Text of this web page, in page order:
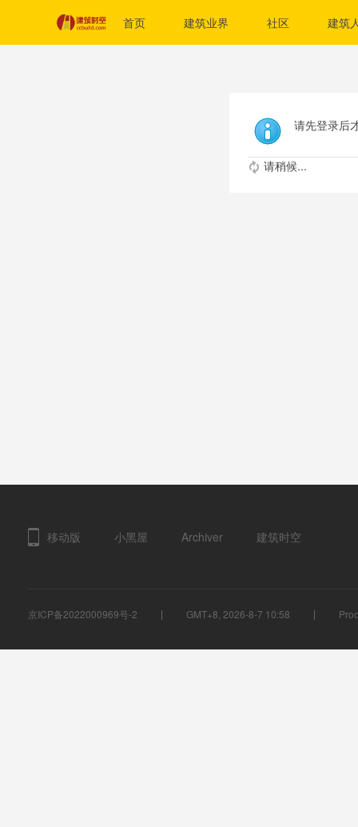
首页 建筑业界 社区 建筑
请先登录后
请稍候...
移动版 小黑屋 Archiver 建筑时空
京ICP备2022000969号-2 GMT+8, 2026-8-7 10:58